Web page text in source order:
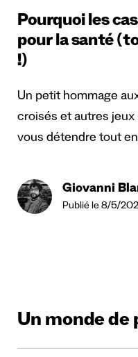
Pourquoi les
pour la santé
!)
Un petit hommage
croisés et autres
vous détendre tout
Giovanni
Publié le 8/5/
Un monde